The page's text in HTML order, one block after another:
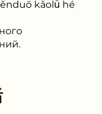
kǎolǜ hé